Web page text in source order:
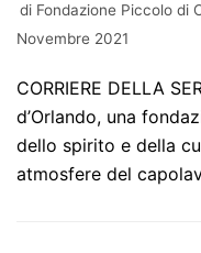
di Fondazione Piccolo di
Novembre 2021
CORRIERE DELLA
d’Orlando, una
dello spirito e della
atmosfere del